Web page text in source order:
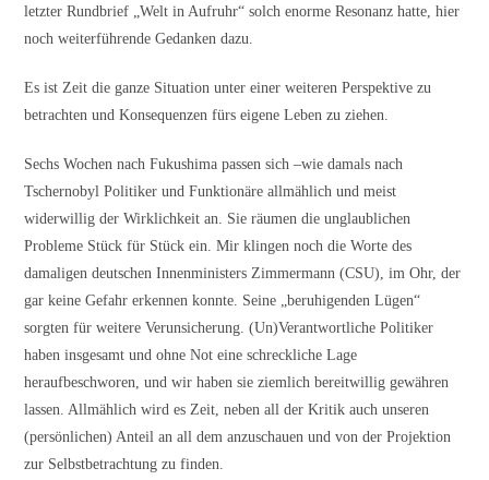
letzter Rundbrief „Welt in Aufruhr“ solch enorme Resonanz hatte, hier
noch weiterführende Gedanken dazu.
Es ist Zeit die ganze Situation unter einer weiteren Perspektive zu
betrachten und Konsequenzen fürs eigene Leben zu ziehen.
Sechs Wochen nach Fukushima passen sich –wie damals nach
Tschernobyl Politiker und Funktionäre allmählich und meist
widerwillig der Wirklichkeit an. Sie räumen die unglaublichen
Probleme Stück für Stück ein. Mir klingen noch die Worte des
damaligen deutschen Innenministers Zimmermann (CSU), im Ohr, der
gar keine Gefahr erkennen konnte. Seine „beruhigenden Lügen“
sorgten für weitere Verunsicherung. (Un)Verantwortliche Politiker
haben insgesamt und ohne Not eine schreckliche Lage
heraufbeschworen, und wir haben sie ziemlich bereitwillig gewähren
lassen. Allmählich wird es Zeit, neben all der Kritik auch unseren
(persönlichen) Anteil an all dem anzuschauen und von der Projektion
zur Selbstbetrachtung zu finden.